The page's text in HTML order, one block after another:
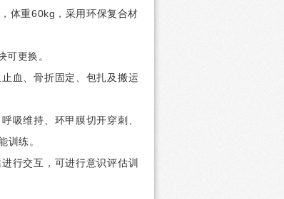
体重60kg，采用环保复合材
更换。
血、骨折固定、包扎及搬运
吸维持、环甲膜切开穿刺、
训练。
行交互，可进行意识评估训